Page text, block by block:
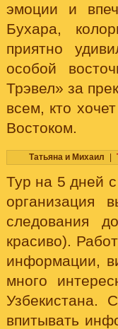
эмоции и
Бухара,
приятно
особой
Трэвел» за
всем, кто
Востоком.
Татьяна и Михаил
Тур на 5 дней
организация
следования
красиво).
информации,
много
Узбекистана.
впитывать